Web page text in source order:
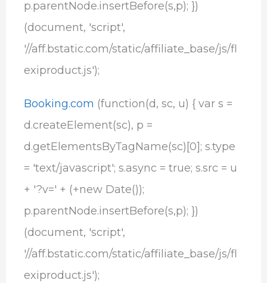
p.parentNode.insertBefore(s,p); })
(document, 'script',
'//aff.bstatic.com/static/affiliate_base/js/fl
exiproduct.js');
Booking.com (function(d, sc, u) { var s =
d.createElement(sc), p =
d.getElementsByTagName(sc)[0]; s.type
= 'text/javascript'; s.async = true; s.src = u
+ '?v=' + (+new Date());
p.parentNode.insertBefore(s,p); })
(document, 'script',
'//aff.bstatic.com/static/affiliate_base/js/fl
exiproduct.js');